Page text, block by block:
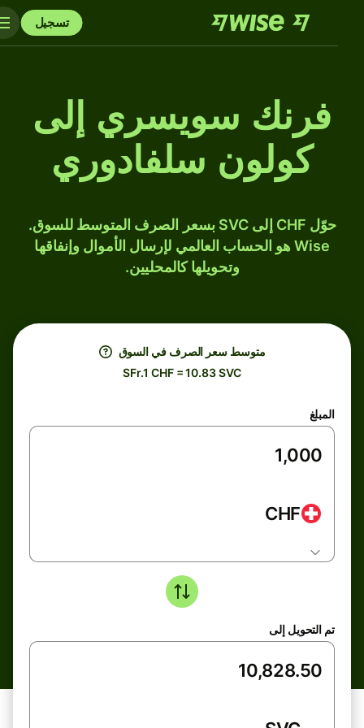
تسجيل
فرنك سويسري إلى
كولون سلفادوري
حوّل CHF إلى SVC بسعر الصرف المتوسط للسوق.
Wise هو الحساب العالمي لإرسال الأموال وإنفاقها
وتحويلها كالمحليين.
متوسط ​​سعر الصرف في السوق
SFr.1 CHF = 10.83 SVC
المبلغ
CHF
تم التحويل إلى